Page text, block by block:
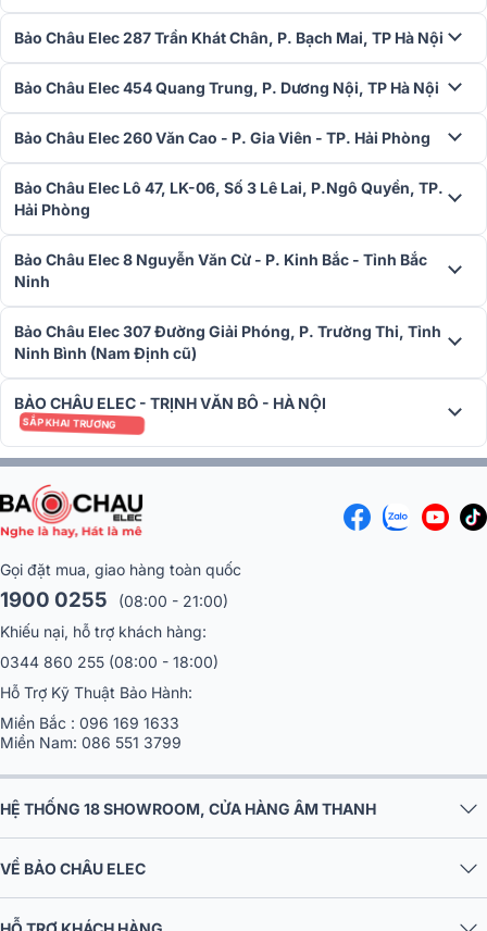
Độ nhạy SPL đạt 105dB giúp âm thanh phát ra rõ ràng và sống
động, từ âm trầm sâu lắng đến âm cao tinh tế. Dải tần số rộng 48Hz
- 20kHz (-10dB) giúp loa tái tạo đầy đủ các dải âm, lý tưởng cho
các buổi karaoke hay các sự kiện âm nhạc.
Màn hình cảm ứng 10.1 inch
Loa karaoke di động Ikarao Break X2 được tích hợp màn hình cảm
ứng LCD 10.1 inch độ phân giải cao, giúp người dùng dễ dàng điều
khiển và theo dõi các thông tin như lời bài hát, âm lượng, hiệu ứng
âm thanh và nhiều tính năng khác. Màn hình này có thể xoay 180
độ, mang đến sự tiện lợi tối đa cho người dùng khi trình diễn hay
điều chỉnh âm thanh từ mọi góc độ.
Loa karaoke di động Ikarao Break X2 đi kèm với một microphone
Bảo Châu Elec 287 Trần Khát Chân, P. Bạch Mai, TP Hà Nội
Bảo Châu Elec 454 Quang Trung, P. Dương Nội, TP Hà Nội
Bảo Châu Elec 260 Văn Cao - P. Gia Viên - TP. Hải Phòng
Bảo Châu Elec Lô 47, LK-06, Số 3 Lê Lai, P.Ngô Quyền, TP.
Hải Phòng
Bảo Châu Elec 8 Nguyễn Văn Cừ - P. Kinh Bắc - Tỉnh Bắc
Ninh
Bảo Châu Elec 307 Đường Giải Phóng, P. Trường Thi, Tỉnh
Ninh Bình (Nam Định cũ)
BẢO CHÂU ELEC - TRỊNH VĂN BÔ - HÀ NỘI
SẮP KHAI TRƯƠNG
Gọi đặt mua, giao hàng toàn quốc
1900 0255
(08:00 - 21:00)
Khiếu nại, hỗ trợ khách hàng:
0344 860 255 (08:00 - 18:00)
Hỗ Trợ Kỹ Thuật Bảo Hành:
Miền Bắc : 096 169 1633
Miền Nam: 086 551 3799
HỆ THỐNG 18 SHOWROOM, CỬA HÀNG ÂM THANH
VỀ BẢO CHÂU ELEC